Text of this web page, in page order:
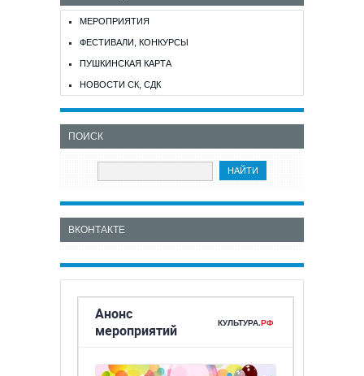
МЕРОПРИЯТИЯ
ФЕСТИВАЛИ, КОНКУРСЫ
ПУШКИНСКАЯ КАРТА
НОВОСТИ СК, СДК
ПОИСК
ВКОНТАКТЕ